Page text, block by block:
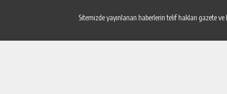
Sitemizde yayınlanan haberlerin telif hakları gazete